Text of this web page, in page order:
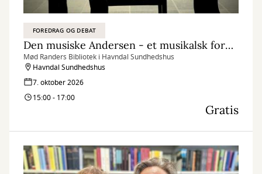
FOREDRAG OG DEBAT
Den musiske Andersen - et musikalsk foredrag om H.C. Andersen
Mød Randers Bibliotek i Havndal Sundhedshus
Havndal Sundhedshus
7. oktober 2026
15:00 - 17:00
Gratis